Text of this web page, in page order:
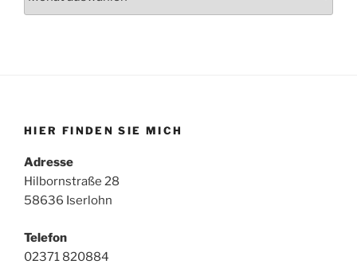
HIER FINDEN SIE MICH
Adresse
Hilbornstraße 28
58636 Iserlohn
Telefon
02371 820884